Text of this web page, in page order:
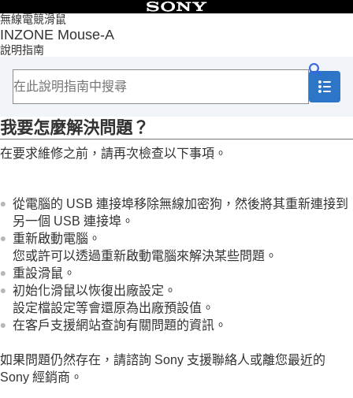
無線電競滑鼠
INZONE Mouse-A
說明指南
目錄
頁首
使用入門
自訂滑鼠
疑難排除
我要怎麼解決問題？
電源/充電
重設或初始化滑鼠
規格
我要怎麼解決問題？
在要求維修之前，請再次檢查以下事項。
從電腦的 USB 連接埠移除無線加密狗，然後將其重新連接到
另一個 USB 連接埠。
重新啟動電腦。
您或許可以透過重新啟動電腦來解決某些問題。
重設滑鼠。
初始化滑鼠以恢復出廠設定。
設定檔設定等會還原為出廠預設值。
在客戶支援網站查詢有關問題的資訊。
如果問題仍然存在，請諮詢 Sony 支援聯絡人或離您最近的
Sony 經銷商。